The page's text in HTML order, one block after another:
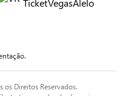
os Direitos Reservados.